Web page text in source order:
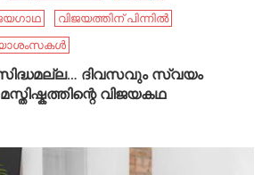
വിജയത്തിന് പിന്നിൽ
ദിവസവും സ്വയം
വിജയകഥ